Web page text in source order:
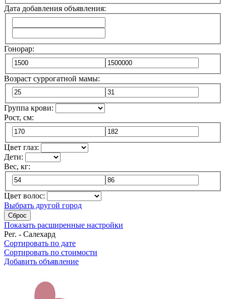
Дата добавления объявления:
Гонорар:
Возраст суррогатной мамы:
Группа крови:
Рост, см:
Цвет глаз:
Дети:
Вес, кг:
Цвет волос:
Выбрать другой город
Сброс
Показать расширенные настройки
Рег. - Салехард
Сортировать по дате
Сортировать по стоимости
Добавить объявление